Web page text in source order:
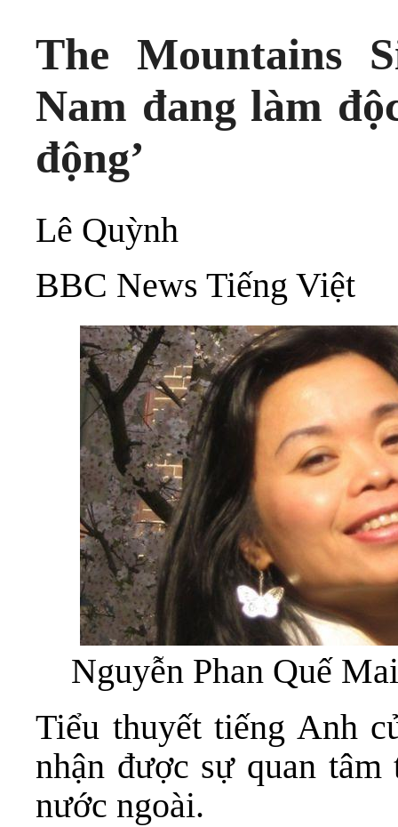
The Mountains
Nam đang làm
động’
Lê Quỳnh
BBC News Tiếng Việt
Nguyễn Phan Quế Mai
Tiểu thuyết tiếng Anh
nhận được sự quan
nước ngoài.